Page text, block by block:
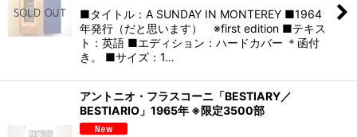
■タイトル：A SUNDAY IN MONTEREY ■1964
年発行（だと思います） ※first edition ■テキス
ト：英語 ■エディション：ハードカバー ＊函付
き。 ■サイズ：1…
アントニオ・フラスコーニ「BESTIARY／
BESTIARIO」1965年 ※限定3500部